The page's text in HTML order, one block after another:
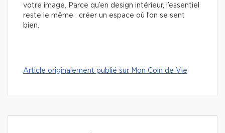
votre image. Parce qu’en design intérieur, l’essentiel
reste le même : créer un espace où l’on se sent
bien.
Article originalement publié sur Mon Coin de Vie